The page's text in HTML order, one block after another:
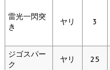
雷光一閃突
き
ヤリ 3
ジゴスパー
ク
ヤリ 25